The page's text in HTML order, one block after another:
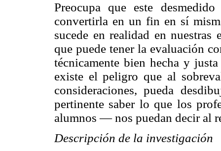
Preocupa que este
convertirla en un fin en sí
sucede en realidad en
que puede tener la evaluación
técnicamente bien hecha y
existe el peligro que al
consideraciones, pueda
pertinente saber lo que los
alumnos — nos puedan decir al
Descripción de la investigación